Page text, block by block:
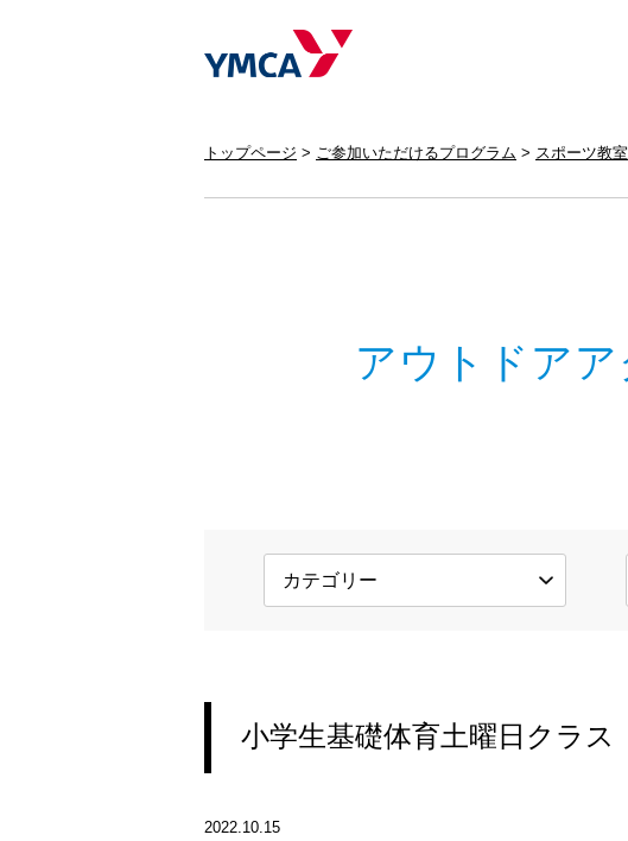
トップページ ご参加いただけるプログラム スポーツ教室
アウトドア
小学生基礎体育土曜日クラス
2022.10.15